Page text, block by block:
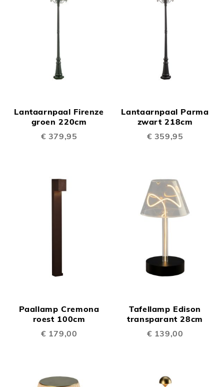
Lantaarnpaal Firenze
groen 220cm
€ 379,95
Lantaarnpaal Parma
zwart 218cm
€ 359,95
Paallamp Cremona
roest 100cm
€ 179,00
Tafellamp Edison
transparant 28cm
€ 139,00